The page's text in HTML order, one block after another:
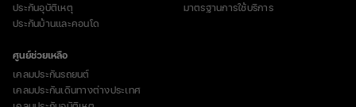
ประกันอุบัติเหตุ
ประกันบ้านและคอนโด
มาตรฐานการใช้บริการ
ศูนย์ช่วยเหลือ
เคลมประกันรถยนต์
เคลมประกันเดินทางต่างประเทศ